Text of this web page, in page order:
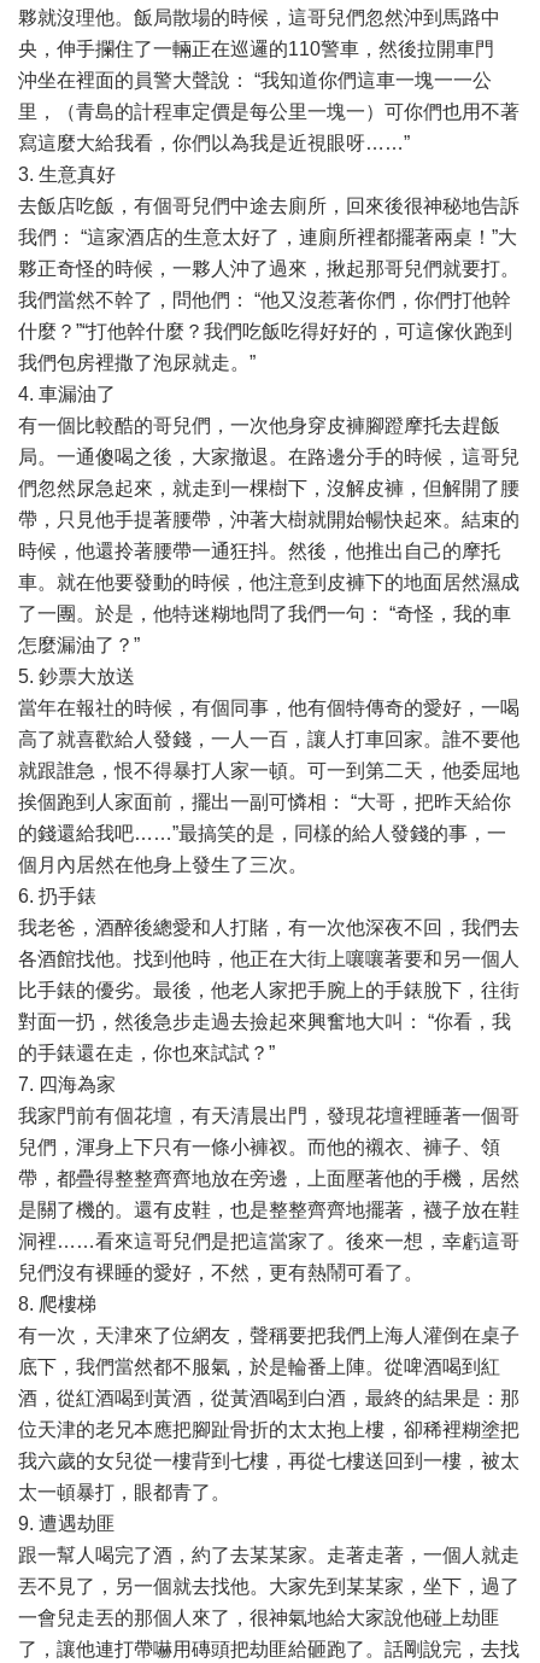
夥就沒理他。飯局散場的時候，這哥兒們忽然沖到馬路中
央，伸手攔住了一輛正在巡邏的110警車，然後拉開車門
沖坐在裡面的員警大聲說： “我知道你們這車一塊一一公
里，（青島的計程車定價是每公里一塊一）可你們也用不著
寫這麼大給我看，你們以為我是近視眼呀……”
3. 生意真好
去飯店吃飯，有個哥兒們中途去廁所，回來後很神秘地告訴
我們： “這家酒店的生意太好了，連廁所裡都擺著兩桌！”大
夥正奇怪的時候，一夥人沖了過來，揪起那哥兒們就要打。
我們當然不幹了，問他們： “他又沒惹著你們，你們打他幹
什麼？”“打他幹什麼？我們吃飯吃得好好的，可這傢伙跑到
我們包房裡撒了泡尿就走。”
4. 車漏油了
有一個比較酷的哥兒們，一次他身穿皮褲腳蹬摩托去趕飯
局。一通傻喝之後，大家撤退。在路邊分手的時候，這哥兒
們忽然尿急起來，就走到一棵樹下，沒解皮褲，但解開了腰
帶，只見他手提著腰帶，沖著大樹就開始暢快起來。結束的
時候，他還拎著腰帶一通狂抖。然後，他推出自己的摩托
車。就在他要發動的時候，他注意到皮褲下的地面居然濕成
了一團。於是，他特迷糊地問了我們一句： “奇怪，我的車
怎麼漏油了？”
5. 鈔票大放送
當年在報社的時候，有個同事，他有個特傳奇的愛好，一喝
高了就喜歡給人發錢，一人一百，讓人打車回家。誰不要他
就跟誰急，恨不得暴打人家一頓。可一到第二天，他委屈地
挨個跑到人家面前，擺出一副可憐相： “大哥，把昨天給你
的錢還給我吧……”最搞笑的是，同樣的給人發錢的事，一
個月內居然在他身上發生了三次。
6. 扔手錶
我老爸，酒醉後總愛和人打賭，有一次他深夜不回，我們去
各酒館找他。找到他時，他正在大街上嚷嚷著要和另一個人
比手錶的優劣。最後，他老人家把手腕上的手錶脫下，往街
對面一扔，然後急步走過去撿起來興奮地大叫： “你看，我
的手錶還在走，你也來試試？”
7. 四海為家
我家門前有個花壇，有天清晨出門，發現花壇裡睡著一個哥
兒們，渾身上下只有一條小褲衩。而他的襯衣、褲子、領
帶，都疊得整整齊齊地放在旁邊，上面壓著他的手機，居然
是關了機的。還有皮鞋，也是整整齊齊地擺著，襪子放在鞋
洞裡……看來這哥兒們是把這當家了。後來一想，幸虧這哥
兒們沒有裸睡的愛好，不然，更有熱鬧可看了。
8. 爬樓梯
有一次，天津來了位網友，聲稱要把我們上海人灌倒在桌子
底下，我們當然都不服氣，於是輪番上陣。從啤酒喝到紅
酒，從紅酒喝到黃酒，從黃酒喝到白酒，最終的結果是：那
位天津的老兄本應把腳趾骨折的太太抱上樓，卻稀裡糊塗把
我六歲的女兒從一樓背到七樓，再從七樓送回到一樓，被太
太一頓暴打，眼都青了。
9. 遭遇劫匪
跟一幫人喝完了酒，約了去某某家。走著走著，一個人就走
丟不見了，另一個就去找他。大家先到某某家，坐下，過了
一會兒走丟的那個人來了，很神氣地給大家說他碰上劫匪
了，讓他連打帶嚇用磚頭把劫匪給砸跑了。話剛說完，去找